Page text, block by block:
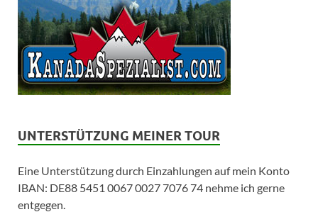
UNTERSTÜTZUNG MEINER TOUR
Eine Unterstützung durch Einzahlungen auf mein Konto
IBAN: DE88 5451 0067 0027 7076 74 nehme ich gerne
entgegen.